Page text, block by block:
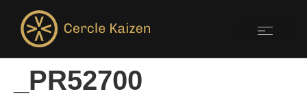
_PR52700